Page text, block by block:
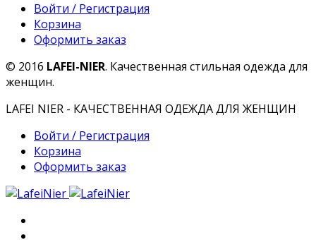
Войти / Регистрация
Корзина
Оформить заказ
© 2016 LAFEI-NIER. Качественная стильная одежда для
женщин.
LAFEI NIER - КАЧЕСТВЕННАЯ ОДЕЖДА ДЛЯ ЖЕНЩИН
Войти / Регистрация
Корзина
Оформить заказ